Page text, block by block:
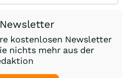
Newsletter
kostenlosen Newsletter
nichts mehr aus der